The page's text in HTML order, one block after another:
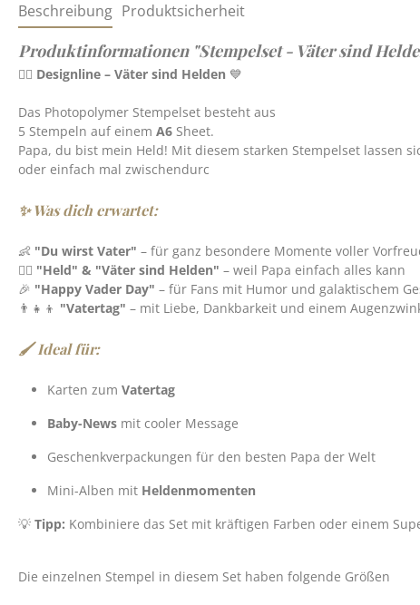
Beschreibung Produktsicherheit
Produktinformationen "Stempelset - Väter sind
🦸‍♂️ Designline – Väter sind Helden 💙
Das Photopolymer Stempelset besteht aus
5 Stempeln auf einem A6 Sheet.
Papa, du bist mein Held! Mit diesem starken Stempelset lassen
oder einfach mal zwischendurc
✨ Was dich erwartet:
👶 "Du wirst Vater" – für ganz besondere Momente voller
🦸‍♂️ "Held" & "Väter sind Helden" – weil Papa einfach alles kann
🎉 "Happy Vader Day" – für Fans mit Humor und galaktischem
👨‍👧‍👦 "Vatertag" – mit Liebe, Dankbarkeit und einem
🖌️ Ideal für:
Karten zum Vatertag
Baby-News mit cooler Message
Geschenkverpackungen für den besten Papa der Welt
Mini-Alben mit Heldenmomenten
💡 Tipp: Kombiniere das Set mit kräftigen Farben oder einem
Die einzelnen Stempel in diesem Set haben folgende Größen